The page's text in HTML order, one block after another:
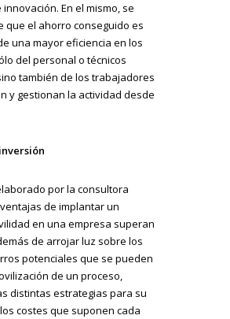
En el mismo, se
que el ahorro conseguido es
una mayor eficiencia en los
del personal o técnicos
también de los trabajadores
y gestionan la actividad desde
por la consultora
de implantar un
en una empresa superan
de arrojar luz sobre los
potenciales que se pueden
de un proceso,
distintas estrategias para su
costes que suponen cada